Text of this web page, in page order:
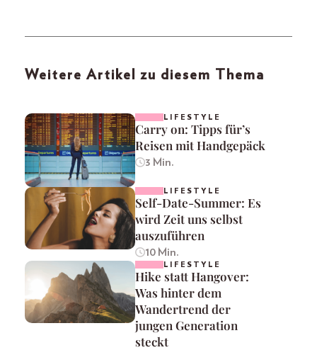
Weitere Artikel zu diesem Thema
LIFESTYLE
Carry on: Tipps für’s
Reisen mit Handgepäck
3 Min.
LIFESTYLE
Self-Date-Summer: Es
wird Zeit uns selbst
auszuführen
10 Min.
LIFESTYLE
Hike statt Hangover:
Was hinter dem
Wandertrend der
jungen Generation
steckt